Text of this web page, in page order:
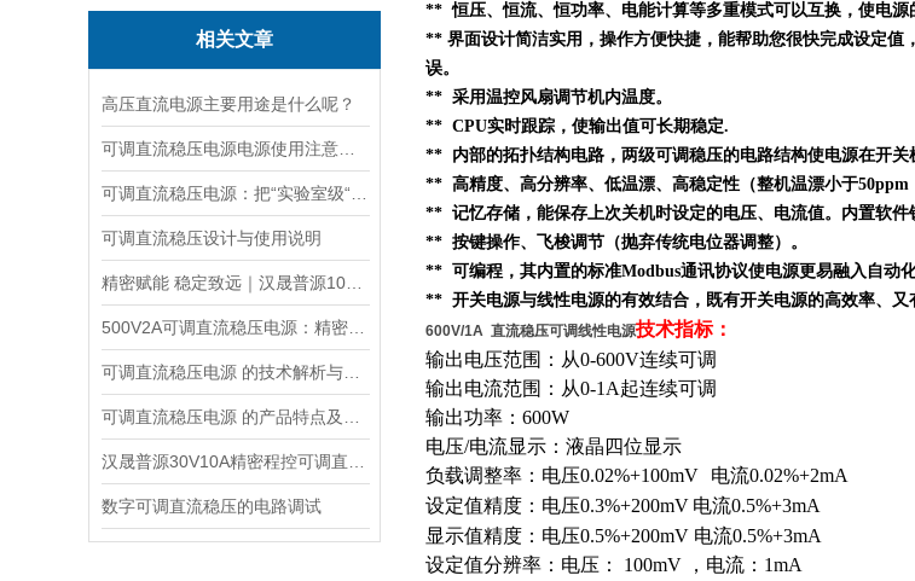
相关文章
高压直流电源主要用途是什么呢？
可调直流稳压设计与使用说明
数字可调直流稳压的电路调试
** 恒压、恒流、恒功率、电能计算等多重模式可以互换 ， 使电源
** 界面设计简洁实用， 操作方便快捷， 能帮助您很快完成设定值
误。
** 采用温控风扇调节机内温度。
** CPU实时跟踪，使输出值可长期稳定.
** 内部的拓扑结构电路，两级可调稳压的电路结构使电源在开关
** 高精度、高分辨率、低温漂、高稳定性（整机温漂小于50ppm
** 记忆存储，能保存上次关机时设定的电压、电流值。内置软件
** 按键操作、飞梭调节（抛弃传统电位器调整）。
** 可编程，其内置的标准Modbus通讯协议使电源更易融入自动化
** 开关电源与线性电源的有效结合，既有开关电源的高效率、又
600V/1A 直流稳压可调线性电源技术指标：
输出电压范围：从0-600V连续可调
输出电流范围：从0-1A起连续可调
输出功率：600W
电压/电流显示：液晶四位显示
负载调整率：电压0.02%+100mV
电流0.02%+2mA
设定值精度：电压0.3%+200mV 电流0.5%+3mA
显示值精度：电压0.5%+200mV 电流0.5%+3mA
设定值分辨率：电压： 100mV ， 电流：1mA